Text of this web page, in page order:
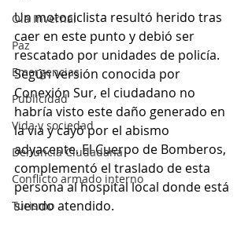
Ola Invernal
Paz
Emergencias
Publicidad
Vida y sociedad
Denuncia Ciudadana
Conflicto armado interno
Turismo
Un motociclista resultó herido tras
caer en este punto y debió ser
rescatado por unidades de policía.
Según versión conocida por
Conexión Sur, el ciudadano no
habría visto este daño generado en
la vía y cayó por el abismo
adyacente. El Cuerpo de Bomberos,
complementó el traslado de esta
persona al hospital local donde está
siendo atendido.